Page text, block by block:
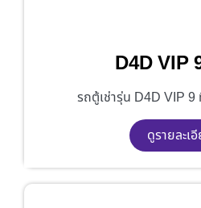
D4D VIP
รถตู้เช่ารุ่น D4D VIP
ดูรายละเ